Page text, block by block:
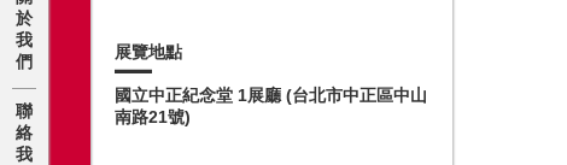
於
我
們
聯
絡
我
展覽地點
國立中正紀念堂 1展廳 (台北市中正區中山
南路21號)